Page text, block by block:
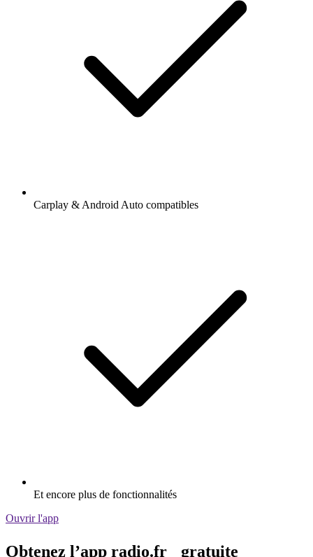
Carplay & Android Auto compatibles
Et encore plus de fonctionnalités
Ouvrir l'app
Obtenez l’app radio.fr gratuite